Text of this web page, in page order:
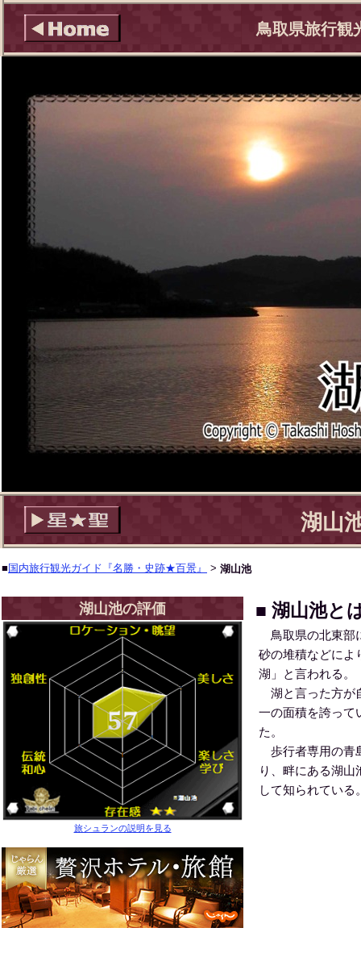
鳥取県旅行観
湖山
■ 国内旅行観光ガイド『名勝・史跡★百景』 > 湖山池
湖山池の評価
旅シュランの説明を見る
■ 湖山池と
鳥取県の北東部
砂の堆積などによ
湖」と言われる。
湖と言った方が
一の面積を誇って
た。
歩行者専用の青
り、畔にある湖
して知られている